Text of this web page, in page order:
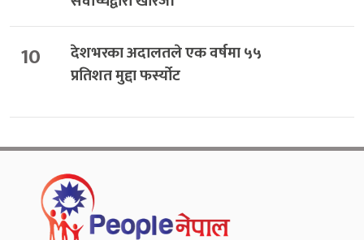
10
देशभरका अदालतले एक वर्षमा ५५
प्रतिशत मुद्दा फर्स्योट